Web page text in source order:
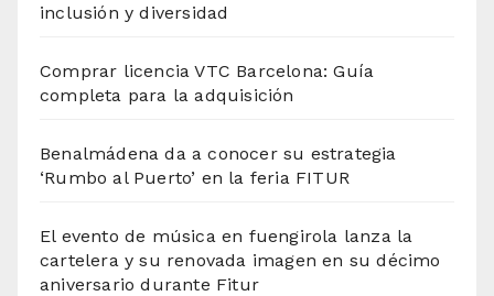
inclusión y diversidad
Comprar licencia VTC Barcelona: Guía
completa para la adquisición
Benalmádena da a conocer su estrategia
‘Rumbo al Puerto’ en la feria FITUR
El evento de música en fuengirola lanza la
cartelera y su renovada imagen en su décimo
aniversario durante Fitur